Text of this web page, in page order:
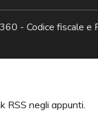
- Codice fiscale
RSS negli appunti.